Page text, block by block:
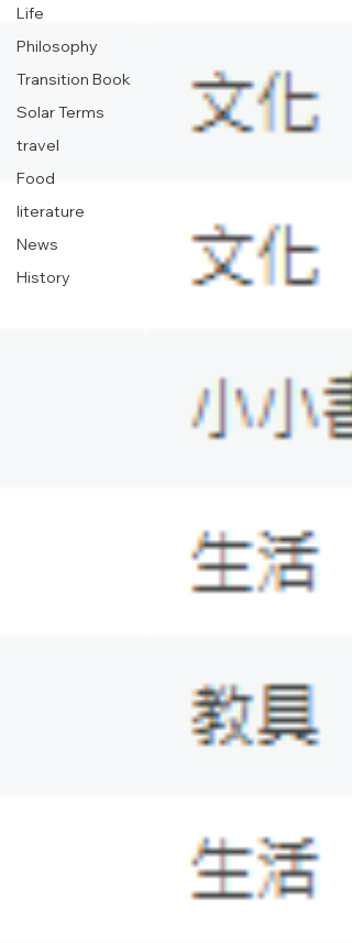
Life
Philosophy
Transition Book
Solar Terms
travel
Food
literature
News
History